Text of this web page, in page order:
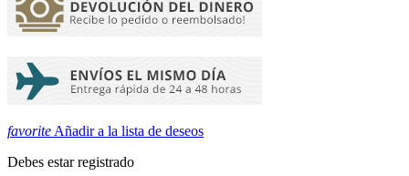
favorite Añadir a la lista de deseos
Debes estar registrado